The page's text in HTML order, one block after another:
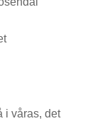
i våras, det